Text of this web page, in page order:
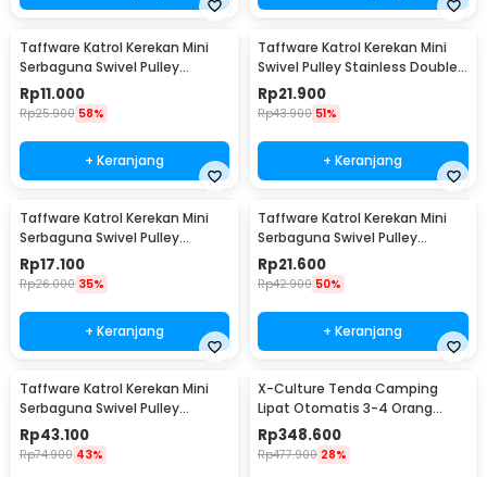
Taffware Katrol Kerekan Mini
Serbaguna Swivel Pulley
Stainless Steel M20
Rp11.000
Rp25.900 58%
+ Keranjang
Taffware Katrol Kerekan Mini
Swivel Pulley Stainless Double
Wheel M20
Rp21.900
Rp43.900 51%
+ Keranjang
Taffware Katrol Kerekan Mini
Serbaguna Swivel Pulley
Stainless Steel M25
Rp17.100
Rp26.000 35%
+ Keranjang
Taffware Katrol Kerekan Mini
Serbaguna Swivel Pulley
Stainless Steel M32
Rp21.600
Rp42.900 50%
+ Keranjang
Taffware Katrol Kerekan Mini
Serbaguna Swivel Pulley
Stainless Steel M50
Rp43.100
Rp74.900 43%
X-Culture Tenda Camping
Lipat Otomatis 3-4 Orang
Double Layer - SH-150
Rp348.600
Rp477.900 28%